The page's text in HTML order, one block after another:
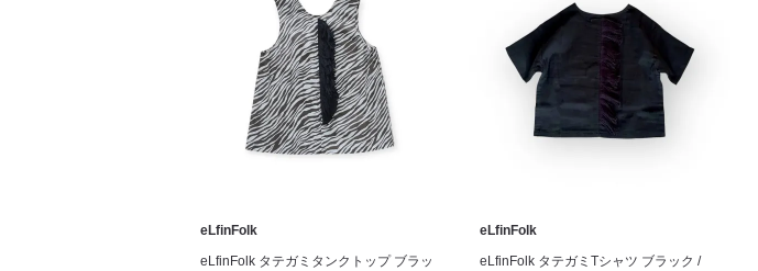
eLfinFolk
eLfinFolk タテガミタンクトップ ブラッ
eLfinFolk
eLfinFolk タテガミTシャツ ブラック /